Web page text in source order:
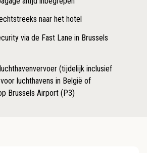
naar het hotel
via de Fast Lane in Brussels
(tijdelijk inclusief
luchthavens in België of
Brussels Airport (P3)